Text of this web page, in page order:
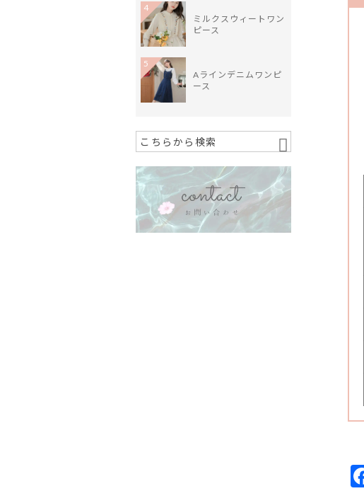
ミルクスウィートワン
ピース
4
Aラインデニムワンピ
ース
5